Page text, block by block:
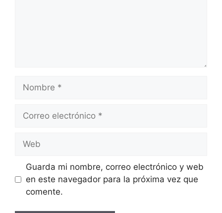
Nombre
Correo
Web
Guarda mi nombre, correo electrónico y web
en este navegador para la próxima vez que
comente.